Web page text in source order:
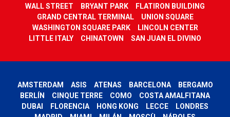
WALL STREET
BRYANT PARK
FLATIRON BUILDING
GRAND CENTRAL TERMINAL
UNION SQUARE
WASHINGTON SQUARE PARK
LINCOLN CENTER
LITTLE ITALY
CHINATOWN SAN JUAN EL DIVINO
AMSTERDAM ASIS ATENAS BARCELONA
BERGAMO
BERLÍN
CINQUE TERRE COMO
COSTA AMALFITANA
DUBAI
FLORENCIA HONG KONG LECCE
LONDRES